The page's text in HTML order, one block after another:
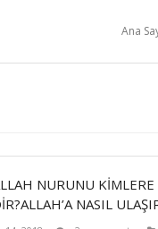
Ana
NURUNU
NASIL